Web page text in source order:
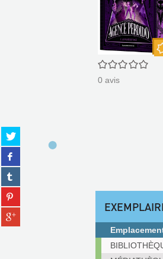
Partager
sur
twitter
(Nouvelle
fenêtre)
Partager
sur
facebook
(Nouvelle
fenêtre)
Partager
sur
tumblr
(Nouvelle
fenêtre)
Partager
sur
pinterest
(Nouvelle
Partager
sur
Nouveauté
0/5
0 avis
Exemplaires